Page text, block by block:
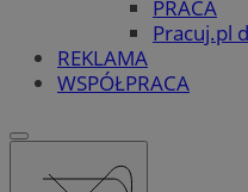
PRACA
Pracuj.pl
REKLAMA
WSPÓŁPRACA